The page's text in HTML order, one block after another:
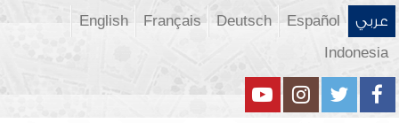
عربي Español
Deutsch
Français
English
Indonesia